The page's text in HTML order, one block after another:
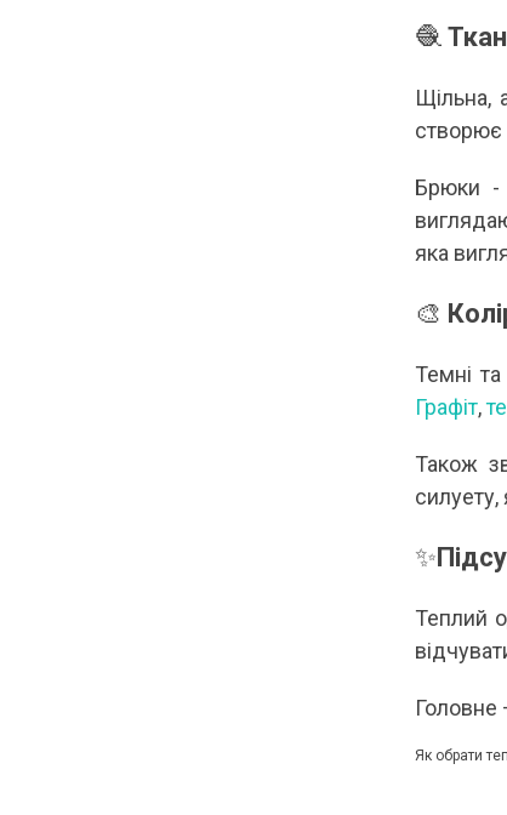
🧶
Щільна,
створює
Брюки -
яка
🎨
Темні
Графіт,
Також
силуету,
✨
Теплий
Головне
Як обрати